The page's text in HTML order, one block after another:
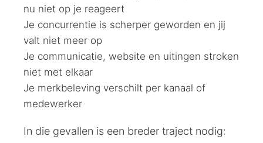
nu niet op je reageert
Je concurrentie is scherper geworden en jij
valt niet meer op
Je communicatie, website en uitingen stroken
niet met elkaar
Je merkbeleving verschilt per kanaal of
medewerker
In die gevallen is een breder traject nodig: